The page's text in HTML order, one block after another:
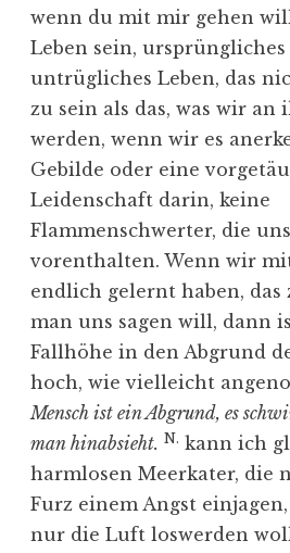
wenn du mit mir gehen
Leben sein,
untrügliches Leben, das
zu sein als das, was wir an
werden, wenn wir es
Gebilde oder eine
Leidenschaft darin, keine
Flammenschwerter, die
vorenthalten. Wenn wir
endlich gelernt haben, das
man uns sagen will, dann
Fallhöhe in den Abgrund
hoch, wie vielleicht
Mensch ist ein Abgrund, es
man hinabsieht. N. kann ich
harmlosen Meerkater, die
Furz einem Angst
nur die Luft loswerden